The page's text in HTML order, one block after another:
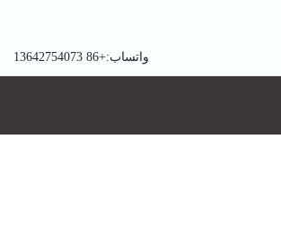
واتساب:+86 13642754073